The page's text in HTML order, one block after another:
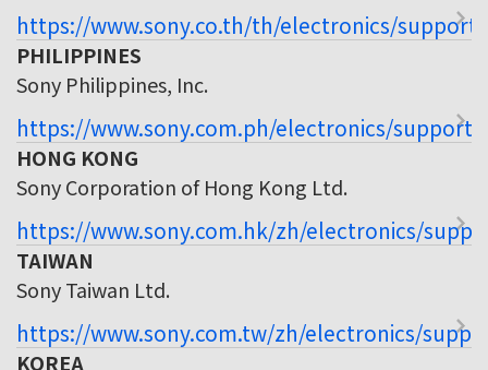
https://www.sony.co.th/th/electronics/support
PHILIPPINES
Sony Philippines, Inc.
https://www.sony.com.ph/electronics/support
HONG KONG
Sony Corporation of Hong Kong Ltd.
https://www.sony.com.hk/zh/electronics/
TAIWAN
Sony Taiwan Ltd.
https://www.sony.com.tw/zh/electronics/
KOREA